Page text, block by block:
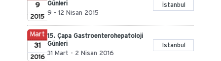
9
2015
Günleri
9 - 12 Nisan 2015
İstanbul
Mart
31
2016
15. Çapa Gastroenterohepatoloji
Günleri
31 Mart - 2 Nisan 2016
İstanbul